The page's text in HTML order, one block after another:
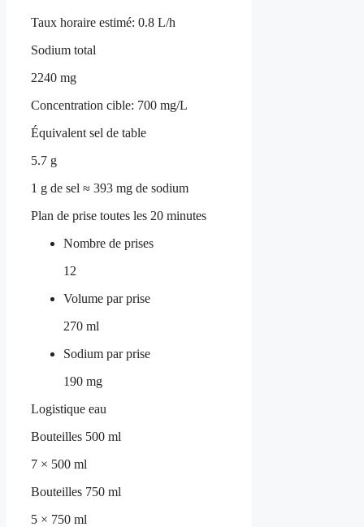
Taux horaire estimé: 0.8 L/h
Sodium total
2240 mg
Concentration cible: 700 mg/L
Équivalent sel de table
5.7 g
1 g de sel ≈ 393 mg de sodium
Plan de prise toutes les 20 minutes
Nombre de prises
12
Volume par prise
270 ml
Sodium par prise
190 mg
Logistique eau
Bouteilles 500 ml
7 × 500 ml
Bouteilles 750 ml
5 × 750 ml